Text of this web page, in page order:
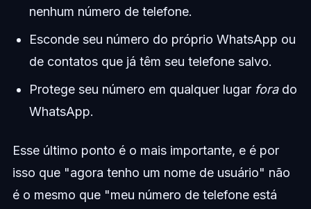
nenhum número de telefone.
Esconde seu número do próprio WhatsApp ou
de contatos que já têm seu telefone salvo.
Protege seu número em qualquer lugar forado
WhatsApp.
Esse último ponto é o mais importante, e é por
isso que "agora tenho um nome de usuário" não
é o mesmo que "meu número de telefone está